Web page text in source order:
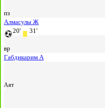
пз
Алмасулы Ж
20'
31'
вр
Габдикарим А
Аят